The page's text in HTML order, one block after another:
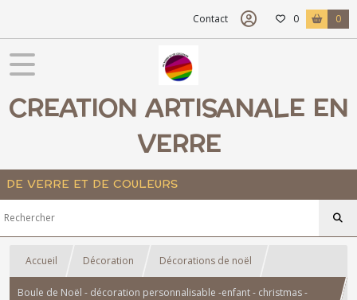
Contact 0 0
CREATION ARTISANALE EN
VERRE
DE VERRE ET DE COULEURS
Accueil Décoration Décorations de noël
Boule de Noël - décoration personnalisable -enfant - christmas -